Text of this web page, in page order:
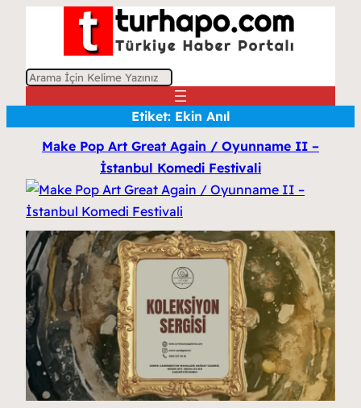
A
Etiket: Ekin Anıl
Make Pop Art Great Again / Oyunname II –
İstanbul Komedi Festivali